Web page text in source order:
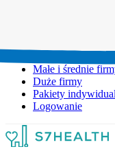
Małe i średnie
Duże firmy
Pakiety
Logowanie